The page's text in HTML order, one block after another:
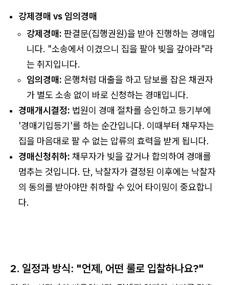
강제경매 vs 임의경매
강제경매: 판결문(집행권원)을 받아 진행하는 경매입
니다. "소송에서 이겼으니 집을 팔아 빚을 갚아라"라
는 취지입니다.
임의경매: 은행처럼 대출을 하고 담보를 잡은 채권자
가 별도 소송 없이 바로 신청하는 경매입니다.
경매개시결정: 법원이 경매 절차를 승인하고 등기부에
'경매기입등기'를 하는 순간입니다. 이때부터 채무자는
집을 마음대로 팔 수 없는 압류의 효력을 받게 됩니다.
경매신청취하: 채무자가 빚을 갚거나 합의하여 경매를
멈추는 것입니다. 단, 낙찰자가 결정된 이후에는 낙찰자
의 동의를 받아야만 취하할 수 있어 타이밍이 중요합니
다.
2. 일정과 방식: "언제, 어떤 룰로 입찰하나요?"